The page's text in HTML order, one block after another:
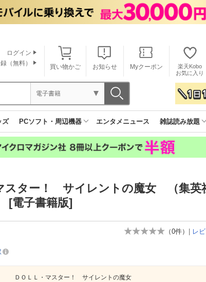
買い物かご お知らせ Myクーポン
楽天Kobo
お気に入り
ログイン
（無料）
電子書籍
ズ PCソフト・周辺機器 エンタメニュース 雑誌読み放題
スター！ サイレントの魔女 （集英
電子書籍版]
（0件） レ
ＤＯＬＬ・マスター！ サイレントの魔女